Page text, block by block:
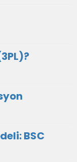
BSC